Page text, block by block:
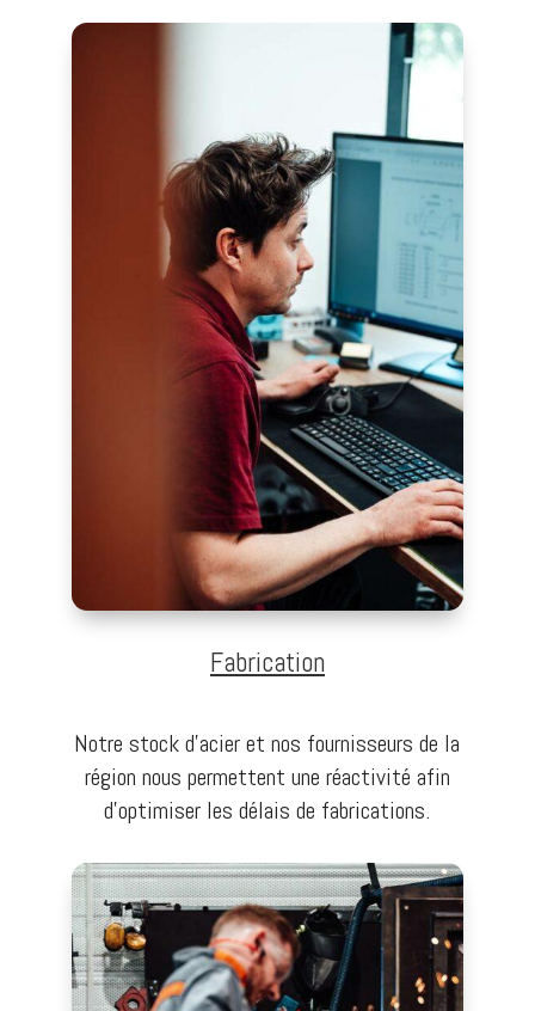
Fabrication
Notre stock d’acier et nos fournisseurs de la
région nous permettent une réactivité afin
d’optimiser les délais de fabrications.